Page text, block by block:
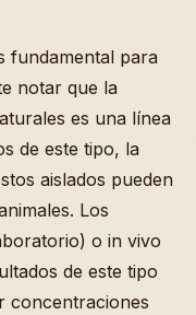
fundamental para
notar que la
es una línea
de este tipo, la
aislados pueden
Los
o in vivo
de este tipo
concentraciones